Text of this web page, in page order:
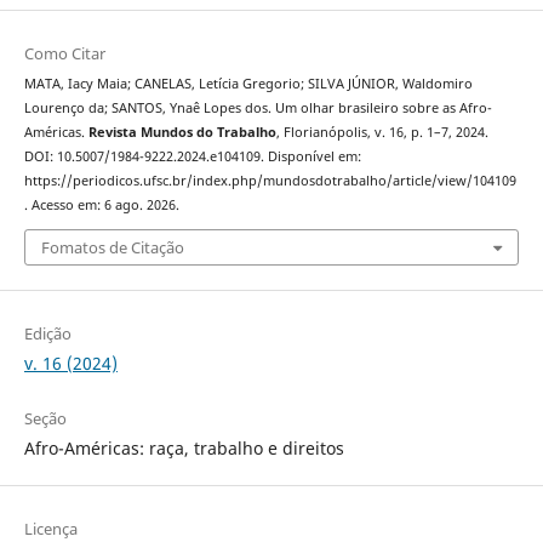
Como Citar
MATA, Iacy Maia; CANELAS, Letícia Gregorio; SILVA JÚNIOR, Waldomiro
Lourenço da; SANTOS, Ynaê Lopes dos. Um olhar brasileiro sobre as Afro-
Américas. Revista Mundos do Trabalho, Florianópolis, v. 16, p. 1–7, 2024.
DOI: 10.5007/1984-9222.2024.e104109. Disponível em:
https://periodicos.ufsc.br/index.php/mundosdotrabalho/article/view/104109
. Acesso em: 6 ago. 2026.
Fomatos de Citação
Edição
v. 16 (2024)
Seção
Afro-Américas: raça, trabalho e direitos
Licença